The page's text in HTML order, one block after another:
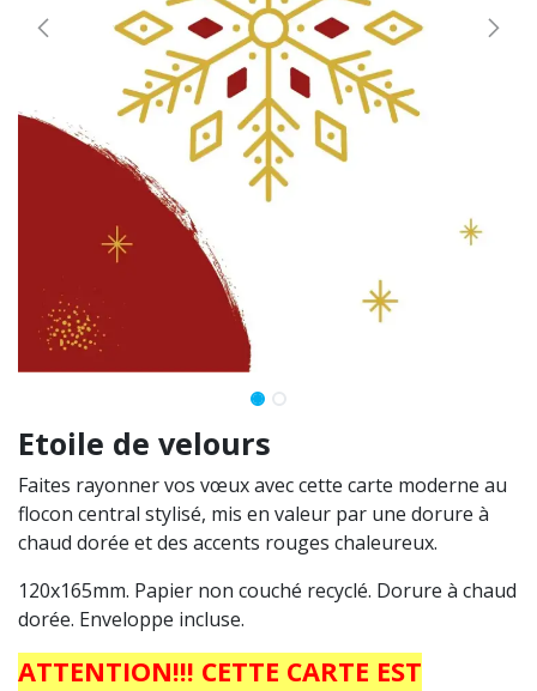
Etoile de velours
Faites rayonner vos vœux avec cette carte moderne au
flocon central stylisé, mis en valeur par une dorure à
chaud dorée et des accents rouges chaleureux.
120x165mm. Papier non couché recyclé. Dorure à chaud
dorée. Enveloppe incluse.
ATTENTION!!! CETTE CARTE EST